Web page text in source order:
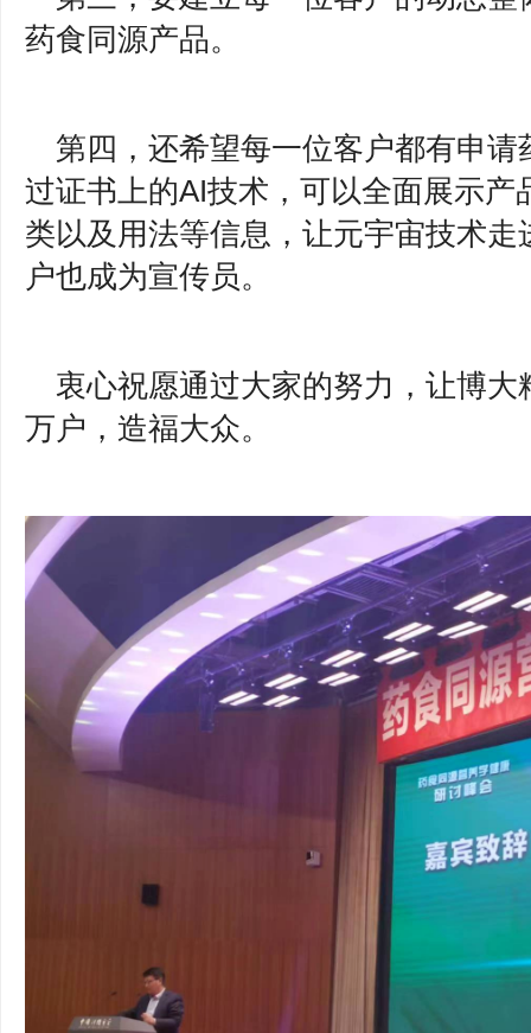
药食同源产品。
第四，还希望每一位客户都有申
过证书上的AI技术，可以全面展示
类以及用法等信息，让元宇宙技术
户也成为宣传员。
衷心祝愿通过大家的努力，让博
万户，造福大众。